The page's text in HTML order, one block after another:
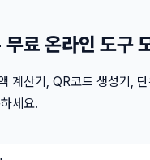
료 온라인 도구
계산기, QR코드 생성기,
세요.